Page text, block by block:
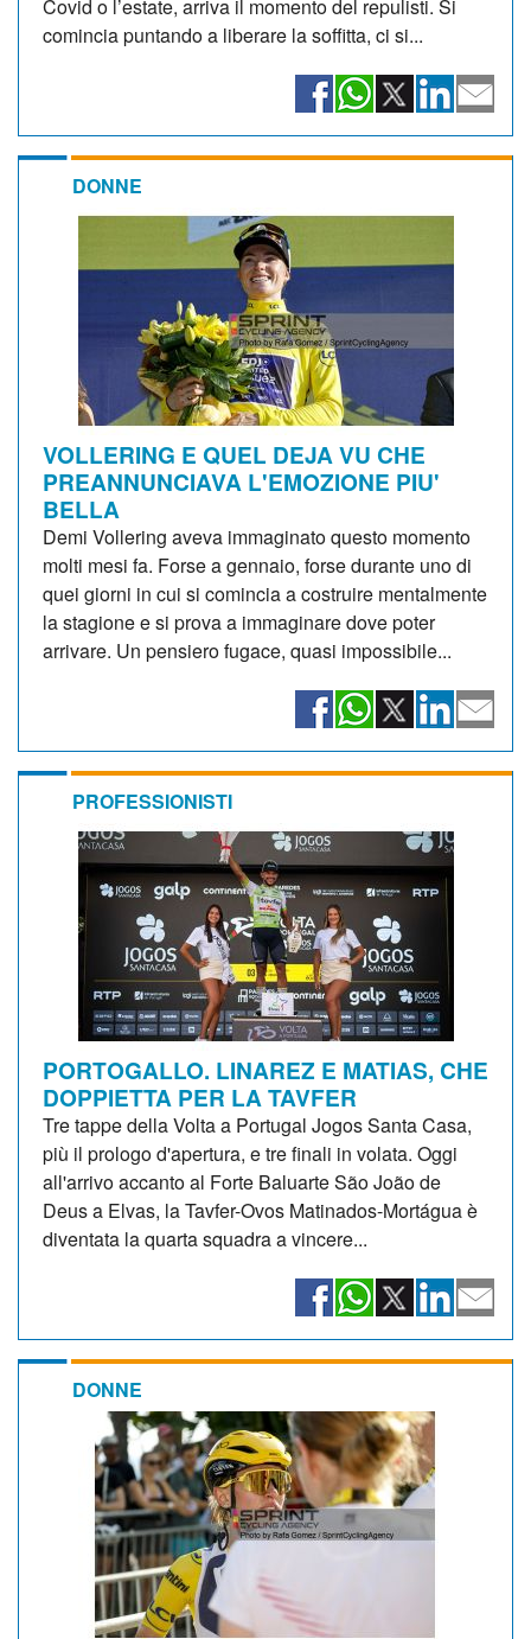
Covid o l’estate, arriva il momento del repulisti. Si
comincia puntando a liberare la soffitta, ci si...
DONNE
VOLLERING E QUEL DEJA VU CHE
PREANNUNCIAVA L'EMOZIONE PIU'
BELLA
Demi Vollering aveva immaginato questo momento
molti mesi fa. Forse a gennaio, forse durante uno di
quei giorni in cui si comincia a costruire mentalmente
la stagione e si prova a immaginare dove poter
arrivare. Un pensiero fugace, quasi impossibile...
PROFESSIONISTI
PORTOGALLO. LINAREZ E MATIAS, CHE
DOPPIETTA PER LA TAVFER
Tre tappe della Volta a Portugal Jogos Santa Casa,
più il prologo d'apertura, e tre finali in volata. Oggi
all'arrivo accanto al Forte Baluarte São João de
Deus a Elvas, la Tavfer-Ovos Matinados-Mortágua è
diventata la quarta squadra a vincere...
DONNE